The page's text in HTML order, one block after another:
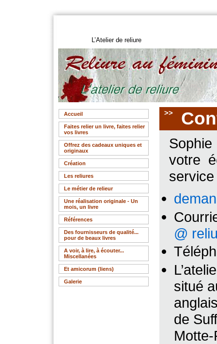
L’Atelier de reliure
Accueil
Faites relier un livre, faites relier
vos livres
Offrez des cadeaux uniques et
originaux
Création
Les reliures
Le métier de relieur
Une réalisation originale - Un
mois, un livre
Références
Des fournisseurs de qualité...
pour de beaux livres
A voir, à lire, à écouter...
Miscellanées
Et amicorum (liens)
Galerie
>>
votre
service
@
situé
de